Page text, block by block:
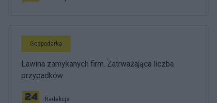
Gospodarka
Lawina zamykanych firm. Zatrważająca liczba
przypadków
Redakcja